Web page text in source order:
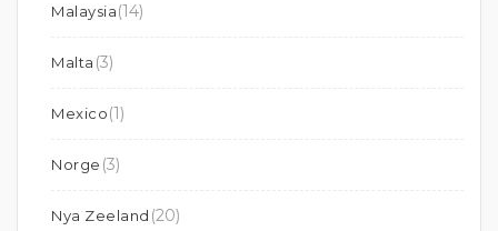
Malaysia(14)
Malta (3)
Mexico(1)
Norge (3)
Nya Zeeland (20)